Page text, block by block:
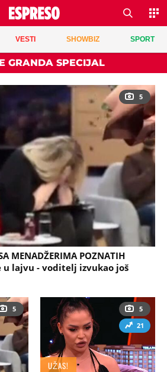
VESTI SHOWBIZ SPORT
GRANDA SPECIJAL
5
MENADŽERIMA POZNATIH
u lajvu - voditelj izvukao još
5
5
21
UŽAS!